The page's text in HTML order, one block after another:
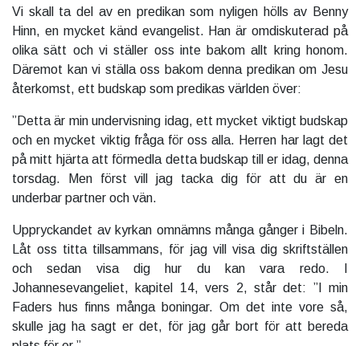
Vi skall ta del av en predikan som nyligen hölls av Benny
Hinn, en mycket känd evangelist. Han är omdiskuterad på
olika sätt och vi ställer oss inte bakom allt kring honom.
Däremot kan vi ställa oss bakom denna predikan om Jesu
återkomst, ett budskap som predikas världen över:
”Detta är min undervisning idag, ett mycket viktigt budskap
och en mycket viktig fråga för oss alla. Herren har lagt det
på mitt hjärta att förmedla detta budskap till er idag, denna
torsdag. Men först vill jag tacka dig för att du är en
underbar partner och vän.
Uppryckandet av kyrkan omnämns många gånger i Bibeln.
Låt oss titta tillsammans, för jag vill visa dig skriftställen
och sedan visa dig hur du kan vara redo. I
Johannesevangeliet, kapitel 14, vers 2, står det: ”I min
Faders hus finns många boningar. Om det inte vore så,
skulle jag ha sagt er det, för jag går bort för att bereda